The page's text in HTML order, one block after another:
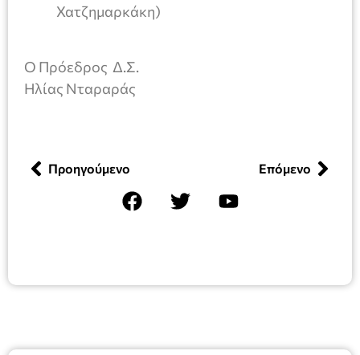
Χατζημαρκάκη)
Ο Πρόεδρος Δ.Σ.
Ηλίας Νταραράς
Προηγούμενο Επόμενο